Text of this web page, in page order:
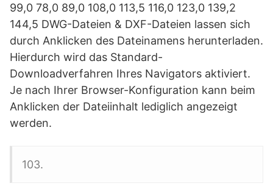
99,0 78,0 89,0 108,0 113,5 116,0 123,0 139,2
144,5 DWG-Dateien & DXF-Dateien lassen sich
durch Anklicken des Dateinamens herunterladen.
Hierdurch wird das Standard-
Downloadverfahren Ihres Navigators aktiviert.
Je nach Ihrer Browser-Konfiguration kann beim
Anklicken der Dateiinhalt lediglich angezeigt
werden.
103.